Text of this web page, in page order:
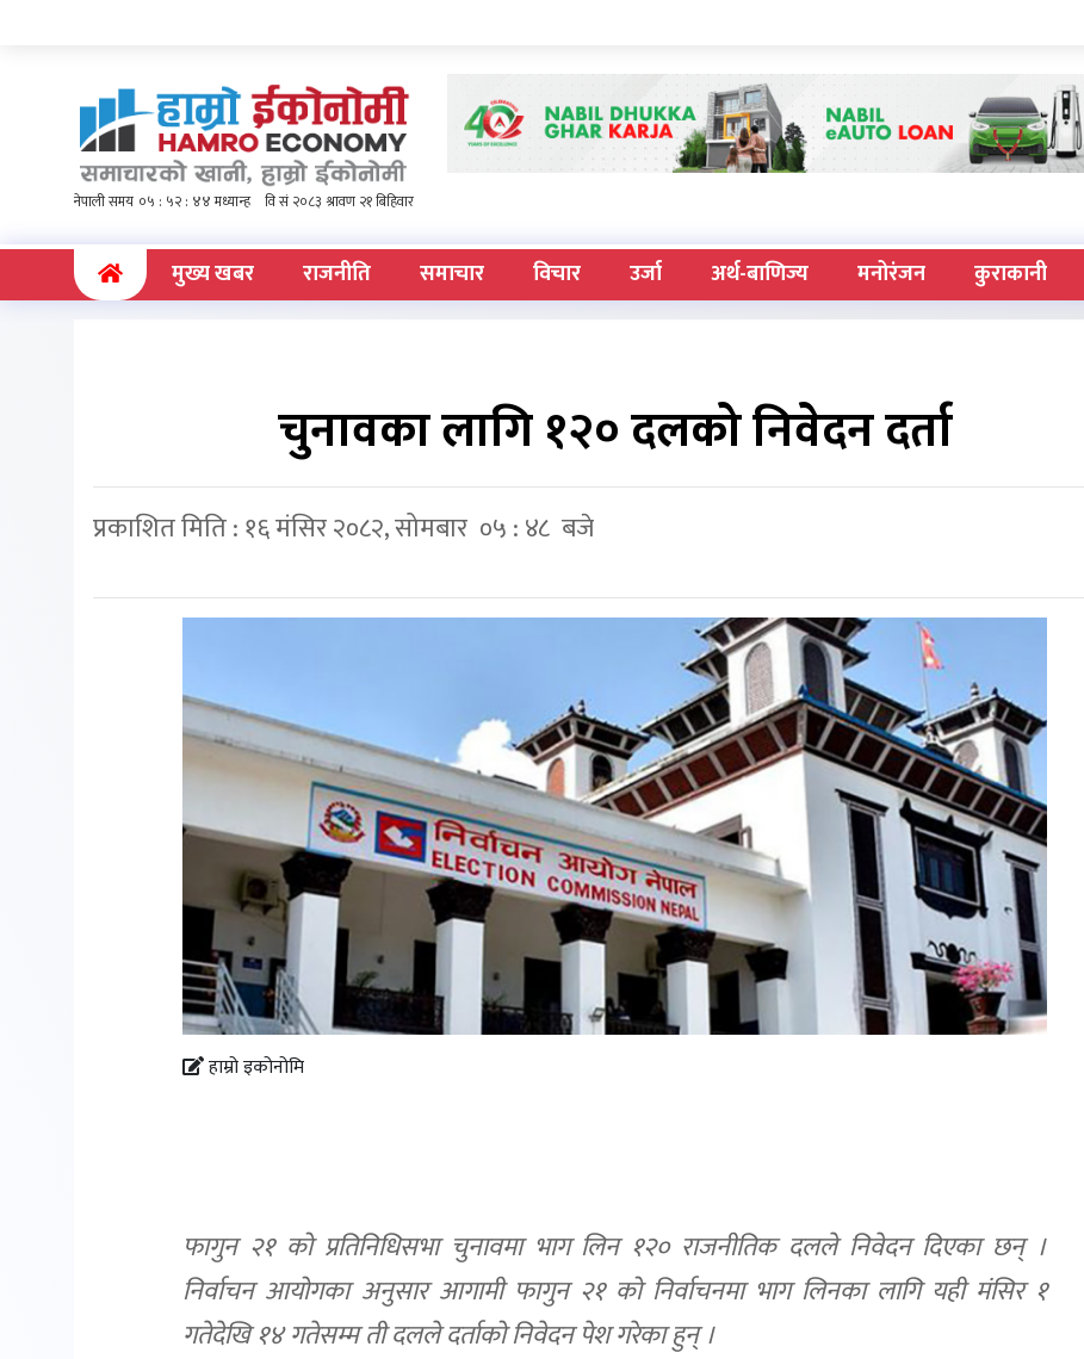
(current)मुख्य खबर राजनीति समाचार विचार उर्जा अर्थ-बाणिज्य मनोरंजन कुराकानी
चुनावका लागि १२० दलको निवेदन दर्ता
प्रकाशित मिति : १६ मंसिर २०८२, सोमबार ०५ : ४८ बजे
हाम्रो इकोनोमि
फागुन २१ को प्रतिनिधिसभा चुनावमा भाग लिन १२० राजनीतिक दलले निवेदन दिएका छन् ।
निर्वाचन आयोगका अनुसार आगामी फागुन २१ को निर्वाचनमा भाग लिनका लागि यही मंसिर १
गतेदेखि १४ गतेसम्म ती दलले दर्ताको निवेदन पेश गरेका हुन् ।